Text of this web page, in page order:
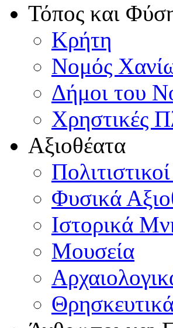
Τόπος και
Κρήτη
Νομός
Δήμοι του
Χρηστικές
Αξιοθέατα
Φυσικά
Ιστορικά
Μουσεία